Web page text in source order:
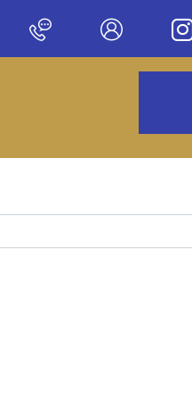
sur notre nouveau site !